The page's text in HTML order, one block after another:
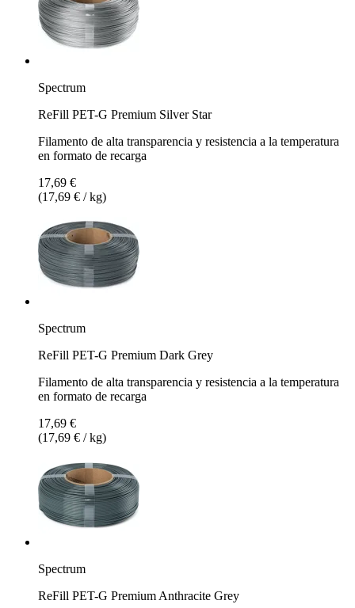
Spectrum
ReFill PET-G Premium Silver Star
Filamento de alta transparencia y resistencia a la temperatura
en formato de recarga
17,69 €
(17,69 € / kg)
Spectrum
ReFill PET-G Premium Dark Grey
Filamento de alta transparencia y resistencia a la temperatura
en formato de recarga
17,69 €
(17,69 € / kg)
Spectrum
ReFill PET-G Premium Anthracite Grey